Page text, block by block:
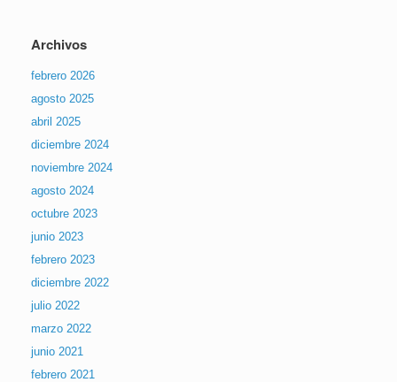
Archivos
febrero 2026
agosto 2025
abril 2025
diciembre 2024
noviembre 2024
agosto 2024
octubre 2023
junio 2023
febrero 2023
diciembre 2022
julio 2022
marzo 2022
junio 2021
febrero 2021